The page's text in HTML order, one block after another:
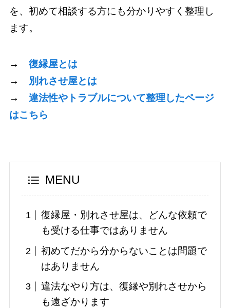
を、初めて相談する方にも分かりやすく整理し
ます。
→ 復縁屋とは
→ 別れさせ屋とは
→ 違法性やトラブルについて整理したページ
はこちら
MENU
復縁屋・別れさせ屋は、どんな依頼で
も受ける仕事ではありません
初めてだから分からないことは問題で
はありません
違法なやり方は、復縁や別れさせから
も遠ざかります